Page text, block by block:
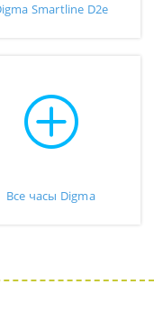
Smartline D2e
Все часы Digma